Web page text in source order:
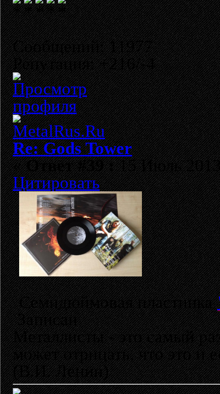
Сообщений: 11977
Репутация: +216/-4
Re: Gods Tower
«Ответ #39 :15 Июль
Цитировать
Семидюймовая пластинка
Записан
Металлисты - это самый
может отрицать, что это и
(В.И. Ленин)